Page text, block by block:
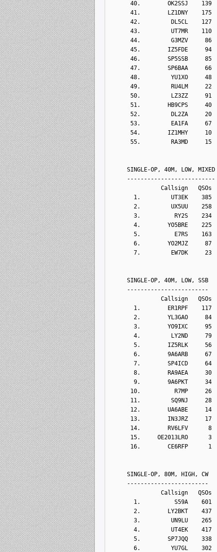
40.        OK2SSJ    139
41.        LZ1DNY    175
42.         DL5CL    127
43.         UT7MR    110
44.         G3MZV     86
45.        IZ5FDE     94
46.        SP5SSB     85
47.        SP6BAA     66
48.         YU1XO     48
49.         RU4LM     22
50.         LZ3ZZ     91
51.        HB9CPS     40
52.         DL2ZA     20
53.         EA1FA     67
54.        IZ1MHY     10
55.         RA3MD     15
SINGLE-OP, 40M, LOW, MIXED
--------------------------
Callsign   QSOs  Points
1.         UT3EK    385
2.         UX5UU    258
3.          RY2S    234
4.        YO5BRE    225
5.          E7RS    163
6.        YO2MJZ     87
7.         EW7DK     23
SINGLE-OP, 40M, LOW, SSB
------------------------
Callsign   QSOs  Points
1.        ER1RPF    117
2.        YL3GAO     84
3.        YO9IXC     95
4.         LY2ND     79
5.        IZ5RLK     56
6.        9A6ARB     67
7.        SP4ICD     64
8.        RA9AEA     30
9.        9A6PKT     34
10.          R7MP     26
11.         SQ9NJ     28
12.        UA6ABE     14
13.        IN3JRZ     17
14.        RV6LFV      8
15.     OE2013LRO      3
16.        CE6RFP      1
SINGLE-OP, 80M, HIGH, CW
------------------------
Callsign   QSOs  Points
1.          S59A    601
2.        LY2BKT    437
3.         UN9LU    265
4.         UT4EK    417
5.        SP7JQQ    338
6.         YU7GL    302